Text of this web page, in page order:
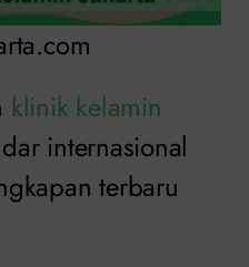
klinik kelamin
internasional
terbaru